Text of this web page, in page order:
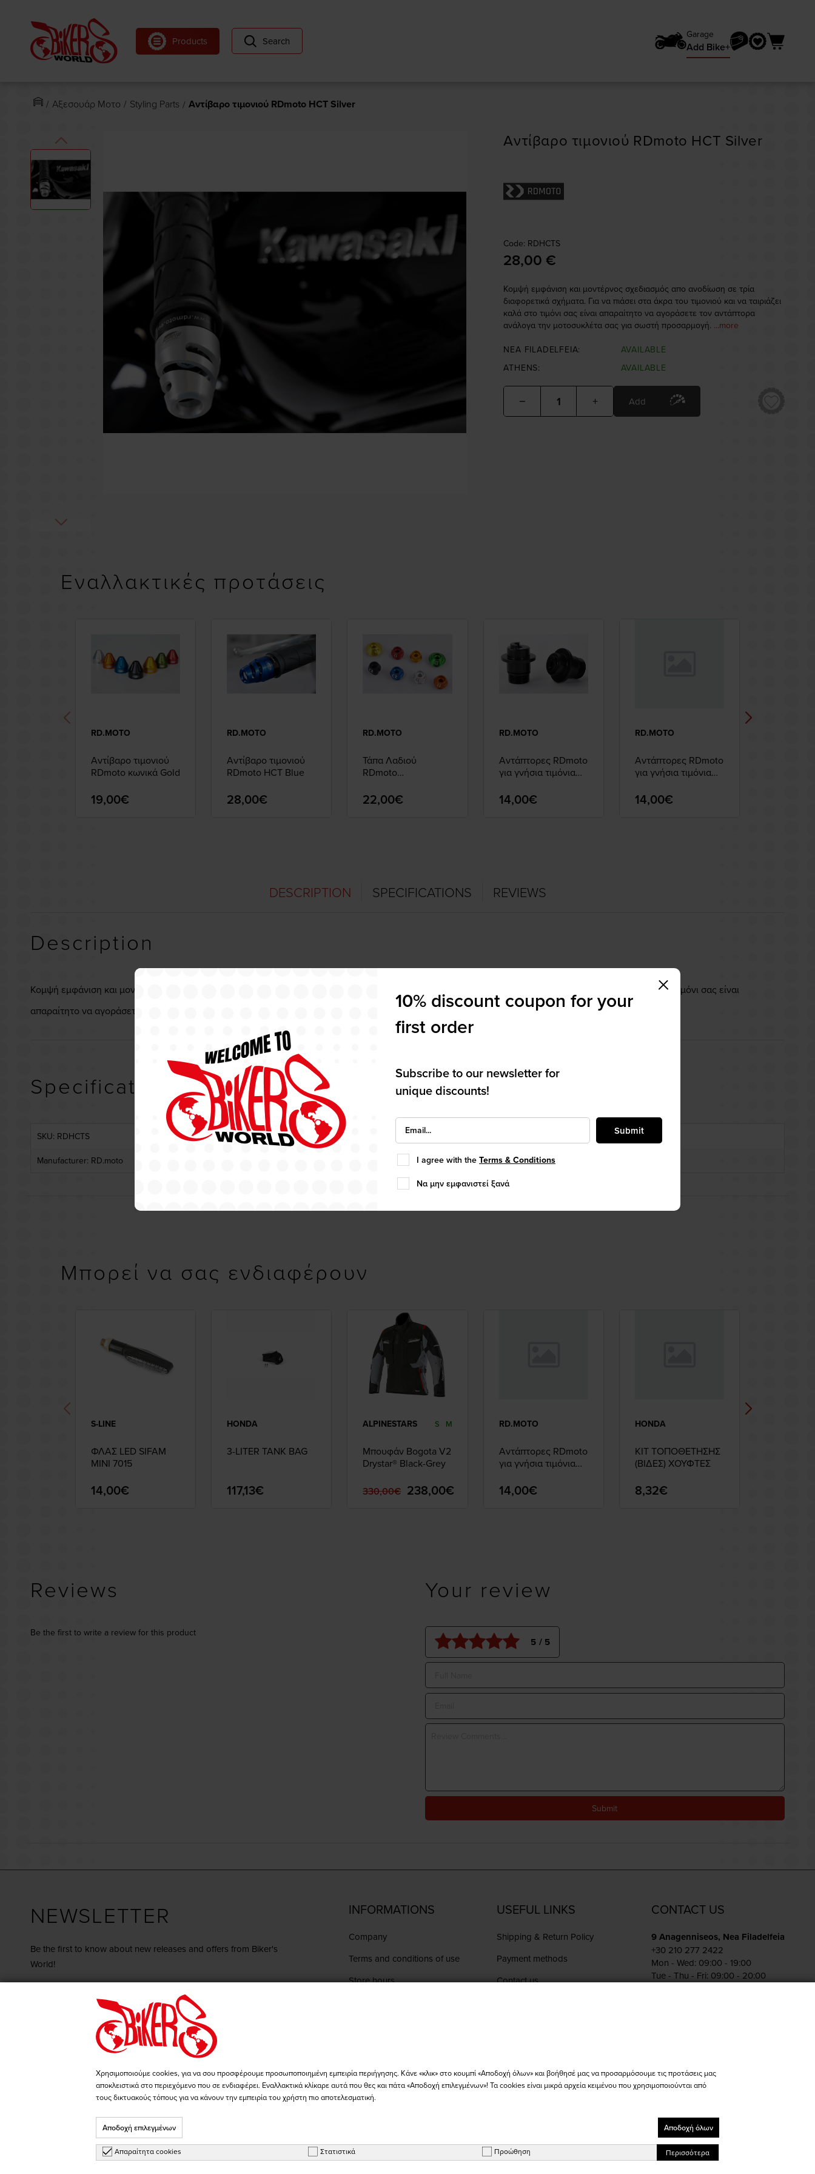
Products Search
Garage
Add Bike+
Αξεσουάρ Μοτο Styling Parts Αντίβαρο τιμονιού RDmoto HCT Silver
Αντίβαρο τιμονιού RDmoto HCT Silver
Code: RDHCTS
28,00 €
Κομψή εμφάνιση και μοντέρνος σχεδιασμός απο ανοδίωση σε τρία
διαφορετικά σχήματα. Για να πιάσει στα άκρα του τιμονιού και να ταιριάζει
καλά στο τιμόνι σας είναι απαραίτητο να αγοράσετε τον αντάπτορα
ανάλογα την μοτοσυκλέτα σας για σωστή προσαρμογή. ...more
NEA FILADELFEIA:
AVAILABLE
ATHENS:
AVAILABLE
− + Add
Εναλλακτικές προτάσεις
RD.MOTO
Αντίβαρο τιμονιού
RDmoto κωνικά Gold
19,00€
RD.MOTO
Αντίβαρο τιμονιού
RDmoto HCT Blue
28,00€
RD.MOTO
Τάπα Λαδιού
RDmoto
M20x1,5mm Black
22,00€
RD.MOTO
Αντάπτορες RDmoto
για γνήσια τιμόνια
14,00€
RD.MOTO
Αντάπτορες RDmoto
για γνήσια τιμόνια
14,00€
DESCRIPTION SPECIFICATIONS REVIEWS
Description
Κομψή εμφάνιση και μοντέρνος σχεδιασμός απο ανοδίωση σε τρία διαφορετικά σχήματα. Για να πιάσει στα άκρα του τιμονιού και να ταιριάζει καλά στο τιμόνι σας είναι
απαραίτητο να αγοράσετε τον αντάπτορα ανάλογα την μοτοσυκλέτα σας για σωστή προσαρμογή.
Specifications
SKU: RDHCTS
Manufacturer: RD.moto
Μπορεί να σας ενδιαφέρουν
S-LINE
ΦΛΑΣ LED SIFAM
MINI 7015
14,00€
HONDA
3-LITER TANK BAG
117,13€
ALPINESTARS S M
Μπουφάν Bogota V2
Drystar® Black-Grey
330,00€ 238,00€
RD.MOTO
Αντάπτορες RDmoto
για γνήσια τιμόνια
14,00€
HONDA
ΚΙΤ ΤΟΠΟΘΕΤΗΣΗΣ
(ΒΙΔΕΣ) ΧΟΥΦΤΕΣ
8,32€
Reviews
Be the first to write a review for this product
Your review
Submit
NEWSLETTER
Be the first to know about new releases and offers from Biker's
World!
I agree with theterms & conditions
Go to our Instagram page
INFORMATIONS
Company
Terms and conditions of use
Store hours
USEFUL LINKS
Shipping & Return Policy
Payment methods
Contact us
CONTACT US
9 Anagenniseos, Nea Filadelfeia
+30 210 277 2422
Mon - Wed: 09:00 - 19:00
Tue - Thu - Fri: 09:00 - 20:00
store@bikers-world.gr
ΑΦΜ: 802835511
Designed & Developed with Keyvos by
Χρησιμοποιούμε cookies, για να σου προσφέρουμε προσωποποιημένη εμπειρία περιήγησης. Κάνε «κλικ» στο κουμπί «Αποδοχή όλων» και βοήθησέ μας να προσαρμόσουμε τις προτάσεις μας
αποκλειστικά στο περιεχόμενο που σε ενδιαφέρει. Εναλλακτικά κλίκαρε αυτά που θες και πάτα «Αποδοχή επιλεγμένων»! Τα cookies είναι μικρά αρχεία κειμένου που χρησιμοποιούνται από
τους δικτυακούς τόπους για να κάνουν την εμπειρία του χρήστη πιο αποτελεσματική.
Αποδοχή επιλεγμένων Αποδοχή όλων
Απαραίτητα cookies Στατιστικά Προώθηση Περισσότερα
10% discount coupon for your
first order
Subscribe to our newsletter for
unique discounts!
Submit
I agree with the Terms & Conditions
Να μην εμφανιστεί ξανά